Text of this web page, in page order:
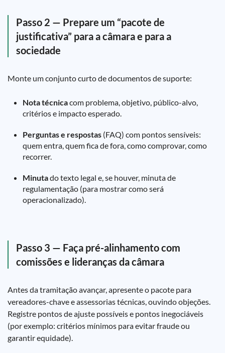
Passo 2 — Prepare um “pacote de
justificativa” para a câmara e para a
sociedade
Monte um conjunto curto de documentos de suporte:
Nota técnicacom problema, objetivo, público-alvo,
critérios e impacto esperado.
Perguntas e respostas (FAQ) com pontos sensíveis:
quem entra, quem fica de fora, como comprovar, como
recorrer.
Minutado texto legal e, se houver, minuta de
regulamentação (para mostrar como será
operacionalizado).
Passo 3 — Faça pré-alinhamento com
comissões e lideranças da câmara
Antes da tramitação avançar, apresente o pacote para
vereadores-chave e assessorias técnicas, ouvindo objeções.
Registre pontos de ajuste possíveis e pontos inegociáveis
(por exemplo: critérios mínimos para evitar fraude ou
garantir equidade).